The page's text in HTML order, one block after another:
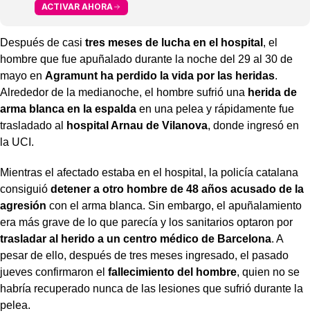
ACTIVAR AHORA
Después de casi tres meses de lucha en el hospital , el
hombre que fue apuñalado durante la noche del 29 al 30 de
mayo en Agramunt ha perdido la vida por las heridas.
Alrededor de la medianoche, el hombre sufrió una herida de
arma blanca en la espalda en una pelea y rápidamente fue
trasladado al
hospital Arnau de Vilanova, donde ingresó en
la UCI.
Mientras el afectado estaba en el hospital, la policía catalana
consiguió detener a otro hombre de 48 años acusado de la
agresión con el arma blanca. Sin embargo, el apuñalamiento
era más grave de lo que parecía y los sanitarios optaron por
trasladar al herido a un centro médico de Barcelona. A
pesar de ello, después de tres meses ingresado, el pasado
jueves confirmaron el fallecimiento del hombre, quien no se
habría recuperado nunca de las lesiones que sufrió durante la
pelea.